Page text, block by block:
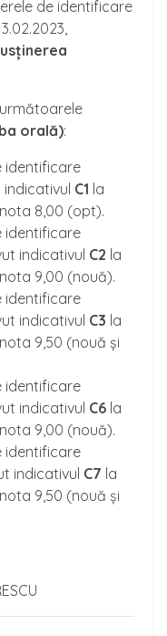
de identificare
ținerea
orală):
identificare
indicativul C1 la
8,00 (opt).
identificare
indicativul C2 la
9,00 (nouă).
identificare
indicativul C3 la
9,50 (nouă și
identificare
indicativul C6 la
9,00 (nouă).
identificare
indicativul C7 la
9,50 (nouă și